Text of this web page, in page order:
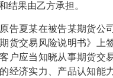
结果由乙方承担。
告夏某在被告某期货公
货交易风险说明书》上
户应当知晓从事期货交
经济实力、产品认知能